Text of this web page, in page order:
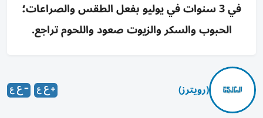
في 3 سنوات في يوليو بفعل الطقس والصراعات؛
الحبوب والسكر والزيوت صعود واللحوم تراجع.
(رويترز)